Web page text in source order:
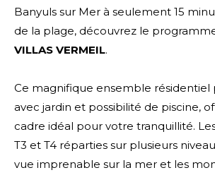
Banyuls sur Mer à seulement 15
de la plage, découvrez le
VILLAS VERMEIL.
Ce magnifique ensemble résidentiel
avec jardin et possibilité de piscine,
cadre idéal pour votre tranquillité.
T3 et T4 réparties sur plusieurs
vue imprenable sur la mer et les